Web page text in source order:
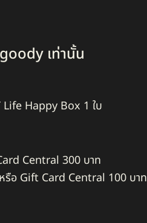
เท่านั้น
Life​ Happy Box 1 ใบ​
Central 300 บาท
รือ Gift Card Central 100 บาท